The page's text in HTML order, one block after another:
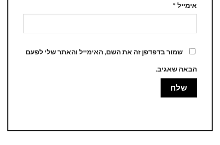
אימייל *
שמור בדפדפן זה את השם, האימייל והאתר שלי לפעם
הבאה שאגיב.